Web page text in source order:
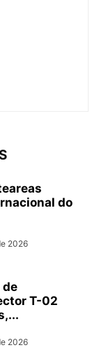
do
2026
de
T-02
2026